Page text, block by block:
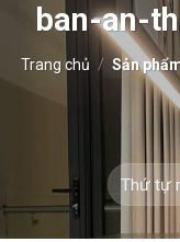
ban-an-
Trang chủ / Sản